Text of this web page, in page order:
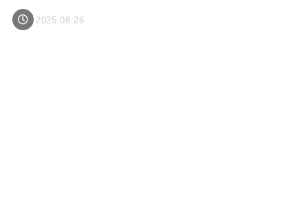
2025.08.26